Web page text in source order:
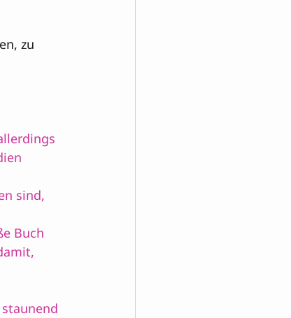
zu
sind,
Buch